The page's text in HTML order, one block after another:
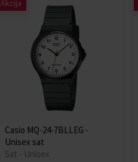
Akcija
Casio MQ-24-7BLLEG -
Unisex sat
Sat - Unisex